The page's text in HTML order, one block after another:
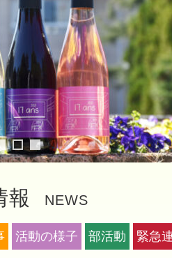
報 NEWS
活動の様子 部活動 緊急